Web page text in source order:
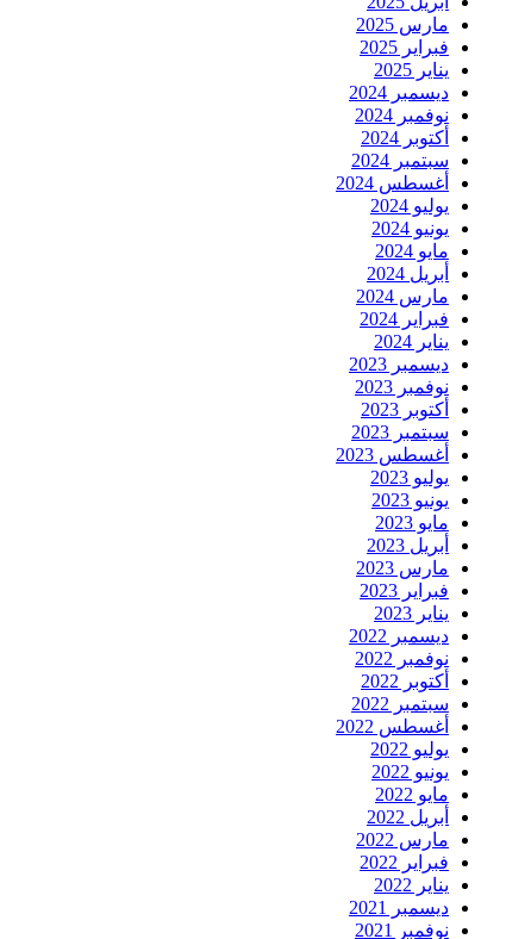
مارس 2025
فبراير 2025
يناير 2025
ديسمبر 2024
نوفمبر 2024
أكتوبر 2024
سبتمبر 2024
أغسطس 2024
يوليو 2024
يونيو 2024
مايو 2024
أبريل 2024
مارس 2024
فبراير 2024
يناير 2024
ديسمبر 2023
نوفمبر 2023
أكتوبر 2023
سبتمبر 2023
أغسطس 2023
يوليو 2023
يونيو 2023
مايو 2023
أبريل 2023
مارس 2023
فبراير 2023
يناير 2023
ديسمبر 2022
نوفمبر 2022
أكتوبر 2022
سبتمبر 2022
أغسطس 2022
يوليو 2022
يونيو 2022
مايو 2022
أبريل 2022
مارس 2022
فبراير 2022
يناير 2022
ديسمبر 2021
نوفمبر 2021